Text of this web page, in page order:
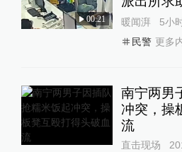
00:21 暖闻湃
5小
民警 更多
南宁两男
冲突，操
流
直击现场